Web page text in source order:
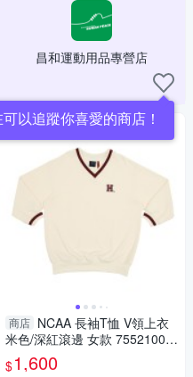
昌和運動用品專營店
以追蹤你喜愛的商店！
商店 NCAA 長袖T恤 V領上衣
米色/深紅滾邊 女款 75521006
01 noH79
$1,600